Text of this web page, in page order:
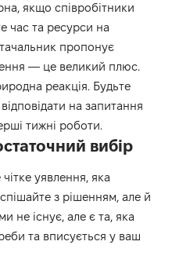
якщо співробітники
час та ресурси на
пропонує
— це великий плюс.
реакція. Будьте
на запитання
тижні роботи.
вибір
уявлення, яка
з рішенням, але й
не існує, але є та, яка
та вписується у ваш